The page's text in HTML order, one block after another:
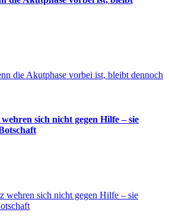
sich nicht gegen Hilfe – sie